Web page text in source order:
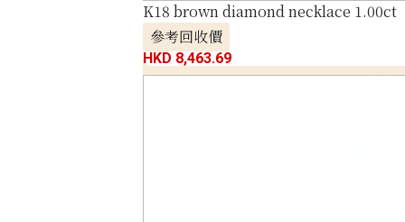
K18 brown diamond necklace 1.00ct
參考回收價
HKD 8,463.69